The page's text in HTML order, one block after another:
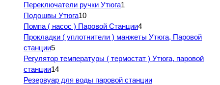
Переключатели ручки Утюга1
Подошвы Утюга10
Помпа ( насос ) Паровой Станции4
Прокладки ( уплотнители ) манжеты Утюга, Паровой
станции5
Регулятор температуры ( термостат ) Утюга, паровой
станции14
Резервуар для воды паровой станции